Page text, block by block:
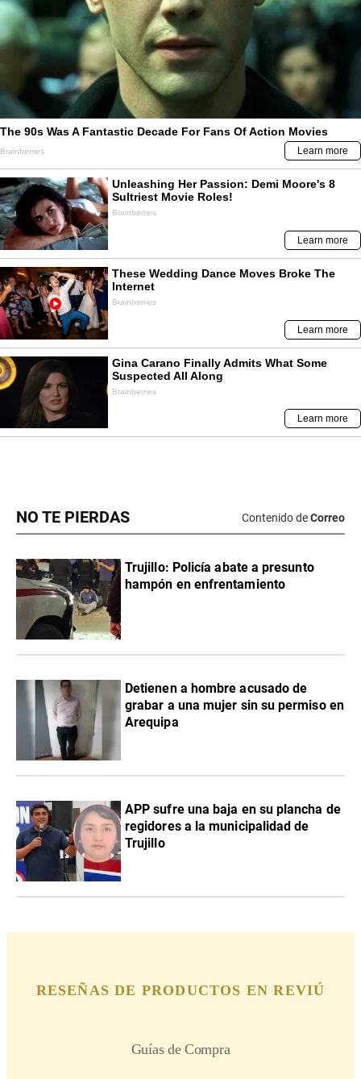
NO TE PIERDAS Contenido deCorreo
Trujillo: Policía abate a presunto
hampón en enfrentamiento
Detienen a hombre acusado de
grabar a una mujer sin su permiso en
Arequipa
APP sufre una baja en su plancha de
regidores a la municipalidad de
Trujillo